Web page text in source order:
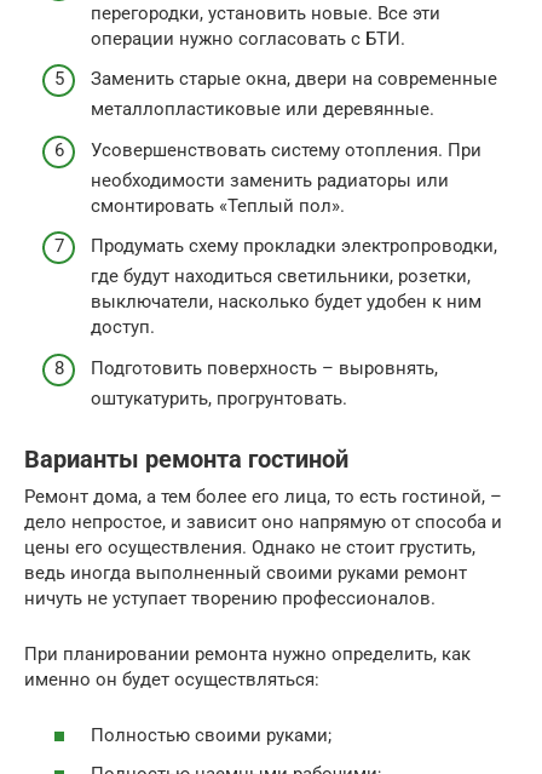
перегородки, установить новые. Все эти
операции нужно согласовать с БТИ.
Заменить старые окна, двери на современные
металлопластиковые или деревянные.
Усовершенствовать систему отопления. При
необходимости заменить радиаторы или
смонтировать «Теплый пол».
Продумать схему прокладки электропроводки,
где будут находиться светильники, розетки,
выключатели, насколько будет удобен к ним
доступ.
Подготовить поверхность – выровнять,
оштукатурить, прогрунтовать.
Варианты ремонта гостиной
Ремонт дома, а тем более его лица, то есть гостиной, –
дело непростое, и зависит оно напрямую от способа и
цены его осуществления. Однако не стоит грустить,
ведь иногда выполненный своими руками ремонт
ничуть не уступает творению профессионалов.
При планировании ремонта нужно определить, как
именно он будет осуществляться:
Полностью своими руками;